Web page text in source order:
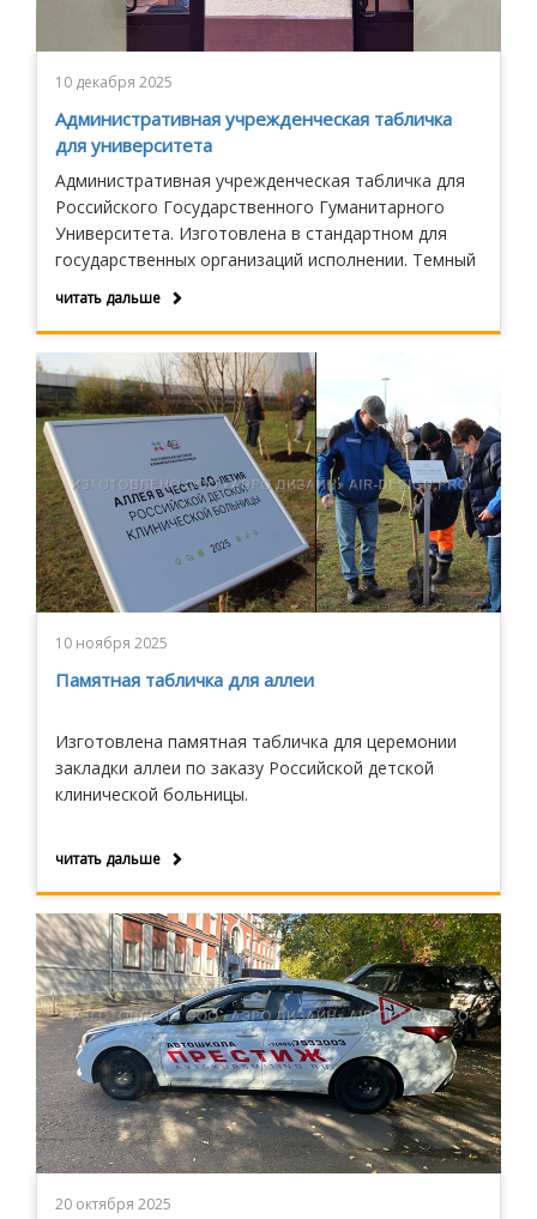
10 декабря 2025
Административная учрежденческая табличка
для университета
Административная учрежденческая табличка для
Российского Государственного Гуманитарного
Университета. Изготовлена в стандартном для
государственных организаций исполнении. Темный
фон, золотые буквы, золотой герб-логотип,
золотой окантовочный профиль.
читать дальше
10 ноября 2025
Памятная табличка для аллеи
Изготовлена памятная табличка для церемонии
закладки аллеи по заказу Российской детской
клинической больницы.
читать дальше
20 октября 2025